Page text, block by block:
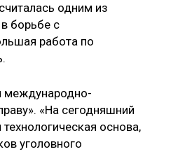
одним из
борьбе с
работа по
международно-
«На сегодняшний
основа,
уголовного